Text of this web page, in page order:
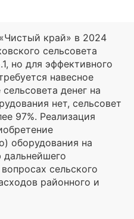
край» в 2024
сельсовета
но для эффективного
навесное
денег на
нет, сельсовет
97%. Реализация
оборудования на
сельского
районного и